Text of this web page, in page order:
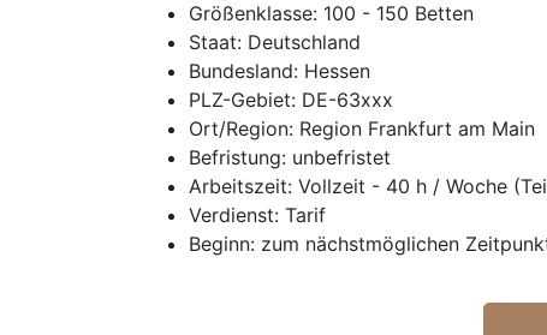
Größenklasse: 100 - 150 Betten
Staat: Deutschland
Bundesland: Hessen
PLZ-Gebiet: DE-63xxx
Ort/Region: Region Frankfurt am Main
Befristung: unbefristet
Arbeitszeit: Vollzeit - 40 h / Woche
Verdienst: Tarif
Beginn: zum nächstmöglichen